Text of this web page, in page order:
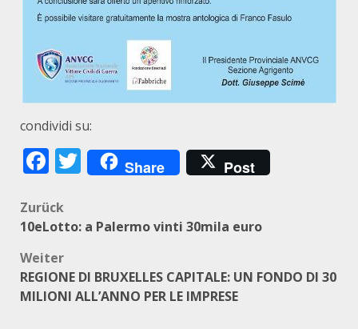
condividi su:
Facebook
Twitter
Share Post
Beitragsnavigation
Zurück
10eLotto: a Palermo vinti 30mila euro
Weiter
REGIONE DI BRUXELLES CAPITALE: UN FONDO DI 30
MILIONI ALL’ANNO PER LE IMPRESE